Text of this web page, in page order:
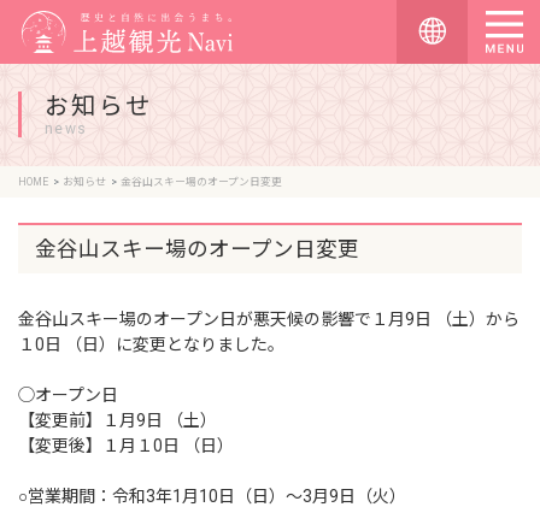
お知らせ
news
HOME お知らせ 金谷山スキー場のオープン日変更
金谷山スキー場のオープン日変更
金谷山スキー場のオープン日が悪天候の影響で１月9日 （土）から
１0日 （日）に変更となりました。
◯オープン日
【変更前】１月9日 （土）
【変更後】１月１0日 （日）
○営業期間：令和3年1月10日（日）〜3月9日（火）